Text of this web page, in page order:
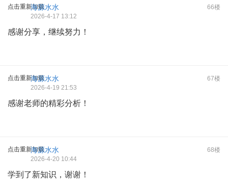
点击重新加载 66楼
海源水水
2026-4-17 13:12
感谢分享，继续努力！
点击重新加载 67楼
海源水水
2026-4-19 21:53
感谢老师的精彩分析！
点击重新加载 68楼
海源水水
2026-4-20 10:44
学到了新知识，谢谢！